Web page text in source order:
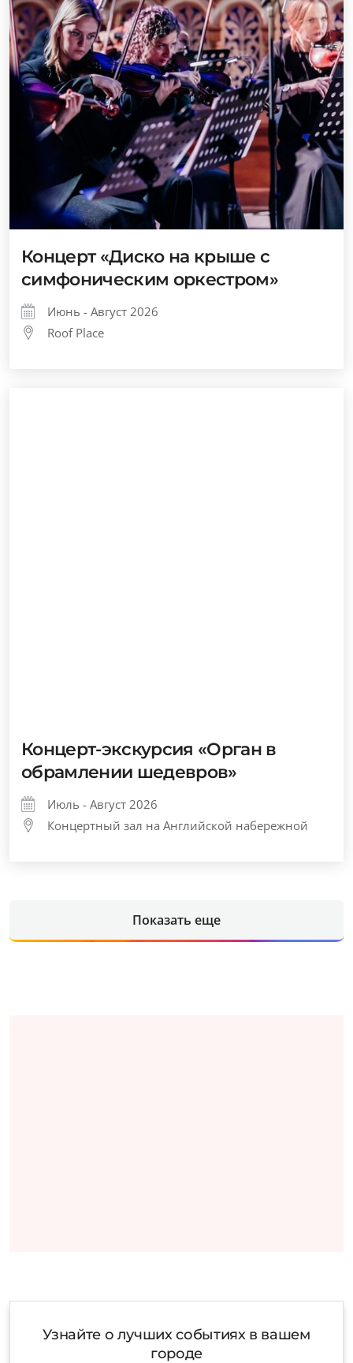
Концерт «Диско на крыше с
симфоническим оркестром»
Июнь - Август 2026
Roof Place
Концерт-экскурсия «Орган в
обрамлении шедевров»
Июль - Август 2026
Концертный зал на Английской набережной
Показать еще
Узнайте о лучших событиях в вашем
городе